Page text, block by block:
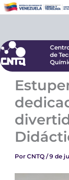
al
de
de
Por CNTQ /9 de